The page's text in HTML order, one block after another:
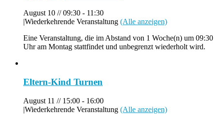
August 10 // 09:30 - 11:30
|Wiederkehrende Veranstaltung (Alle anzeigen)
Eine Veranstaltung, die im Abstand von 1 Woche(n) um 09:30
Uhr am Montag stattfindet und unbegrenzt wiederholt wird.
Eltern-Kind Turnen
August 11 // 15:00 - 16:00
|Wiederkehrende Veranstaltung (Alle anzeigen)